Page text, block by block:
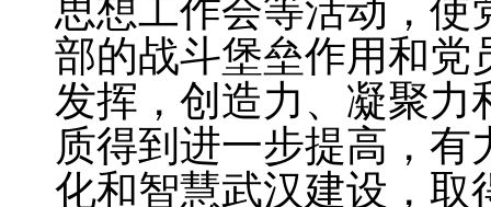
思想工作会等活动，使
部的战斗堡垒作用和党
发挥，创造力、凝聚力
质得到进一步提高，
化和智慧武汉建设，取